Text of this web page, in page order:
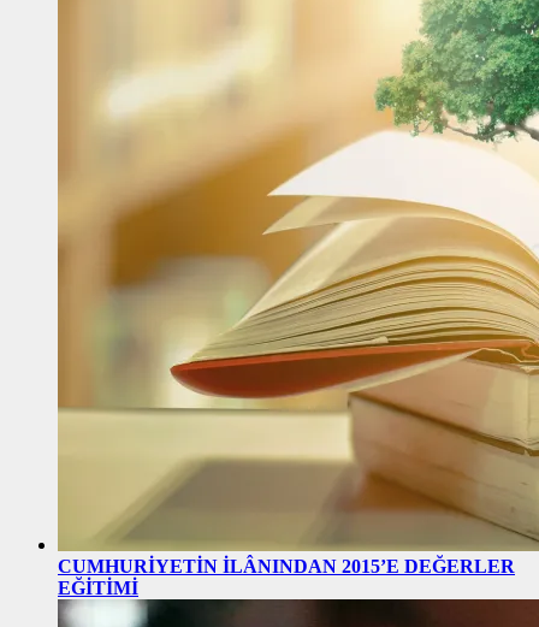
CUMHURİYETİN İLÂNINDAN 2015’E DEĞERLER
EĞİTİMİ